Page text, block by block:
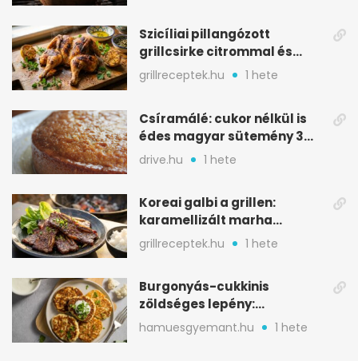
Szicíliai pillangózott
grillcsirke citrommal és
oregánóval
grillreceptek.hu 1 hete
Csíramálé: cukor nélkül is
édes magyar sütemény 3
alapanyagból
drive.hu 1 hete
Koreai galbi a grillen:
karamellizált marha
rövidborda gyorsan
grillreceptek.hu 1 hete
Burgonyás-cukkinis
zöldséges lepény:
aranybarna, szaftos, hús
nélkül is
hamuesgyemant.hu 1 hete